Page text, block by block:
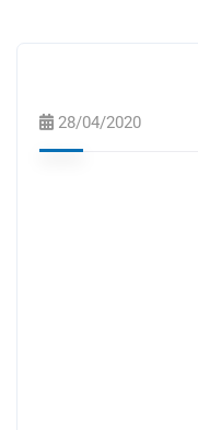
28/04/2020